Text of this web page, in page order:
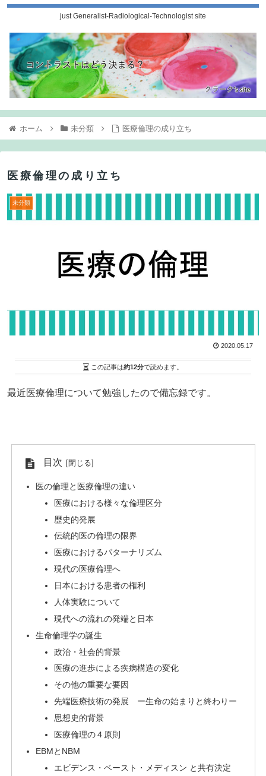
just Generalist-Radiological-Technologist site
ホーム 未分類 医療倫理の成り立ち
医療倫理の成り立ち
未分類
2020.05.17
この記事は約12分で読めます。
最近医療倫理について勉強したので備忘録です。
目次
医の倫理と医療倫理の違い
医療における様々な倫理区分
歴史的発展
伝統的医の倫理の限界
医療におけるパターナリズム
現代の医療倫理へ
日本における患者の権利
人体実験について
現代への流れの発端と日本
生命倫理学の誕生
政治・社会的背景
医療の進歩による疾病構造の変化
その他の重要な要因
先端医療技術の発展 ー生命の始まりと終わりー
思想史的背景
医療倫理の４原則
EBMとNBM
エビデンス・ベースト・メディスン と共有決定